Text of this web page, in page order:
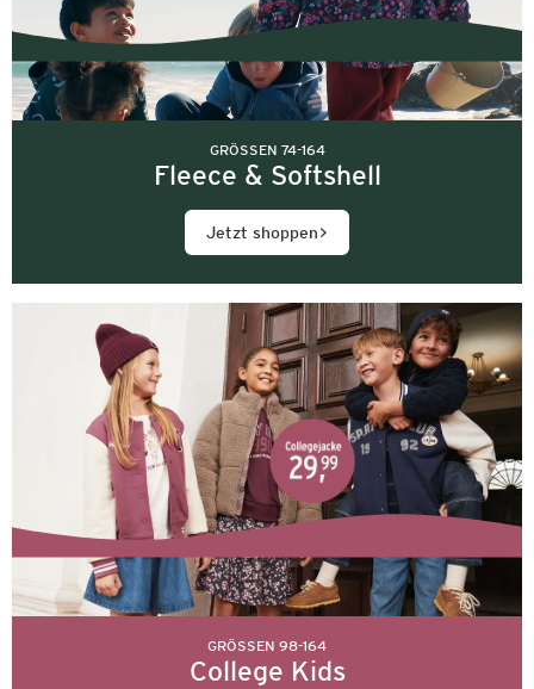
GRÖSSEN 74-164
Fleece & Softshell
Jetzt shoppen
GRÖSSEN 98-164
College Kids